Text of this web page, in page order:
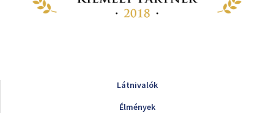
Látnivalók
Élmények